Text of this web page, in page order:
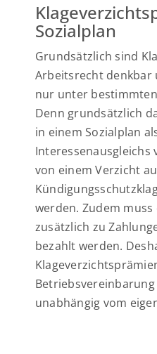
Sozialplan
Grundsätzlich sind
Arbeitsrecht denkbar
nur unter
Denn grundsätzlich
in einem Sozialplan
von einem Verzicht
werden. Zudem
zusätzlich zu
bezahlt werden.
unabhängig vom